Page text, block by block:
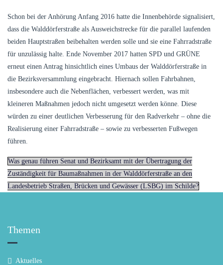
Schon bei der Anhörung Anfang 2016 hatte die Innenbehörde signalisiert,
dass die Walddörferstraße als Ausweichstrecke für die parallel laufenden
beiden Hauptstraßen beibehalten werden solle und sie eine Fahrradstraße
für unzulässig halte. Ende November 2017 hatten SPD und GRÜNE
erneut einen Antrag hinsichtlich eines Umbaus der Walddörferstraße in
die Bezirksversammlung eingebracht. Hiernach sollen Fahrbahnen,
insbesondere auch die Nebenflächen, verbessert werden, was mit
kleineren Maßnahmen jedoch nicht umgesetzt werden könne. Diese
würden zu einer deutlichen Verbesserung für den Radverkehr – ohne die
Realisierung einer Fahrradstraße – sowie zu verbesserten Fußwegen
führen.
Was genau führen Senat und Bezirksamt mit der Übertragung der
Zuständigkeit für Baumaßnahmen in der Walddörferstraße an den
Landesbetrieb Straßen, Brücken und Gewässer (LSBG) im Schilde?
Themen
Aktuelles